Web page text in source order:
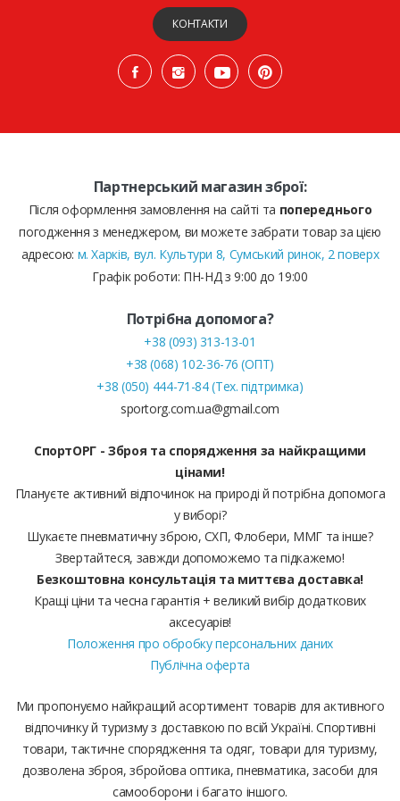
КОНТАКТИ
Партнерський магазин зброї:
Після оформлення замовлення на сайті та попереднього
погодження з менеджером, ви можете забрати товар за цією
адресою: м. Харків, вул. Культури 8, Сумський ринок, 2 поверх
Графік роботи: ПН-НД з 9:00 до 19:00
Потрібна допомога?
+38 (093) 313-13-01
+38 (068) 102-36-76 (ОПТ)
+38 (050) 444-71-84 (Тех. підтримка)
sportorg.com.ua@gmail.com
СпортОРГ - Зброя та спорядження за найкращими
цінами!
Плануєте активний відпочинок на природі й потрібна допомога
у виборі?
Шукаєте пневматичну зброю, СХП, Флобери, ММГ та інше?
Звертайтеся, завжди допоможемо та підкажемо!
Безкоштовна консультація та миттєва доставка!
Кращі ціни та чесна гарантія + великий вибір додаткових
аксесуарів!
Положення про обробку персональних даних
Публічна оферта
Ми пропонуємо найкращий асортимент товарів для активного
відпочинку й туризму з доставкою по всій Україні. Спортивні
товари, тактичне спорядження та одяг, товари для туризму,
дозволена зброя, збройова оптика, пневматика, засоби для
самооборони і багато іншого.